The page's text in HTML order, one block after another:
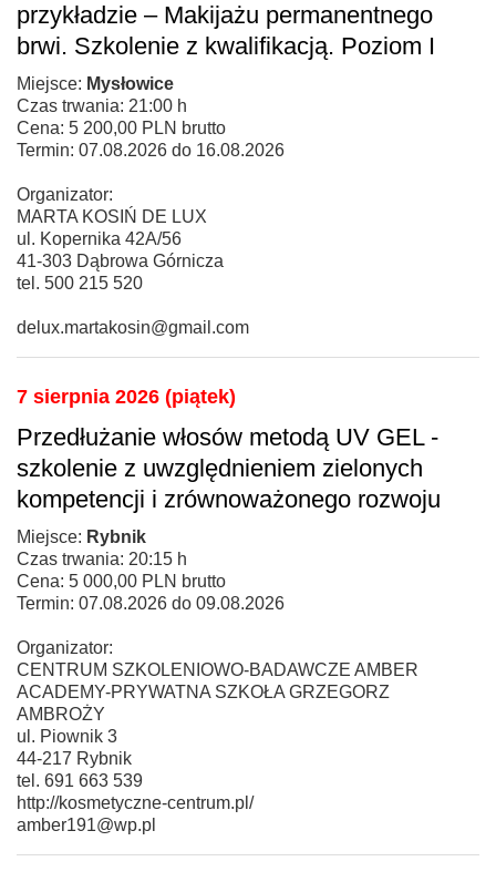
przykładzie – Makijażu permanentnego
brwi. Szkolenie z kwalifikacją. Poziom I
Miejsce: Mysłowice
Czas trwania: 21:00 h
Cena: 5 200,00 PLN brutto
Termin: 07.08.2026 do 16.08.2026
Organizator:
MARTA KOSIŃ DE LUX
ul. Kopernika 42A/56
41-303 Dąbrowa Górnicza
tel. 500 215 520
delux.martakosin@gmail.com
7 sierpnia 2026 (piątek)
Przedłużanie włosów metodą UV GEL -
szkolenie z uwzględnieniem zielonych
kompetencji i zrównoważonego rozwoju
Miejsce: Rybnik
Czas trwania: 20:15 h
Cena: 5 000,00 PLN brutto
Termin: 07.08.2026 do 09.08.2026
Organizator:
CENTRUM SZKOLENIOWO-BADAWCZE AMBER
ACADEMY-PRYWATNA SZKOŁA GRZEGORZ
AMBROŻY
ul. Piownik 3
44-217 Rybnik
tel. 691 663 539
http://kosmetyczne-centrum.pl/
amber191@wp.pl